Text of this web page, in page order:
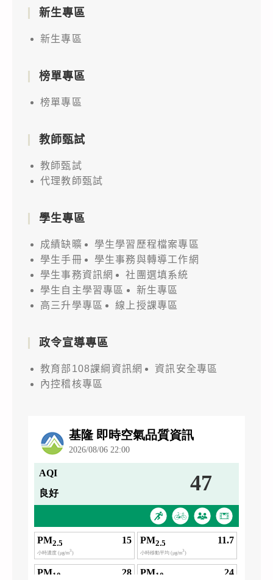
賽」
賽
宜，
勵
校
師
生
躍
與，
請
查
照。
新生專區
新生專區
榜單專區
榜單專區
教師甄試
教師甄試
代理教師甄試
學生專區
成績缺曠
學生學習歷程檔案專區
學生手冊
學生事務與轉導工作網
學生事務資訊網
社團選填系統
學生自主學習專區
新生專區
高三升學專區
線上授課專區
政令宣導專區
教育部108課綱資訊網
資訊安全專區
內控稽核專區